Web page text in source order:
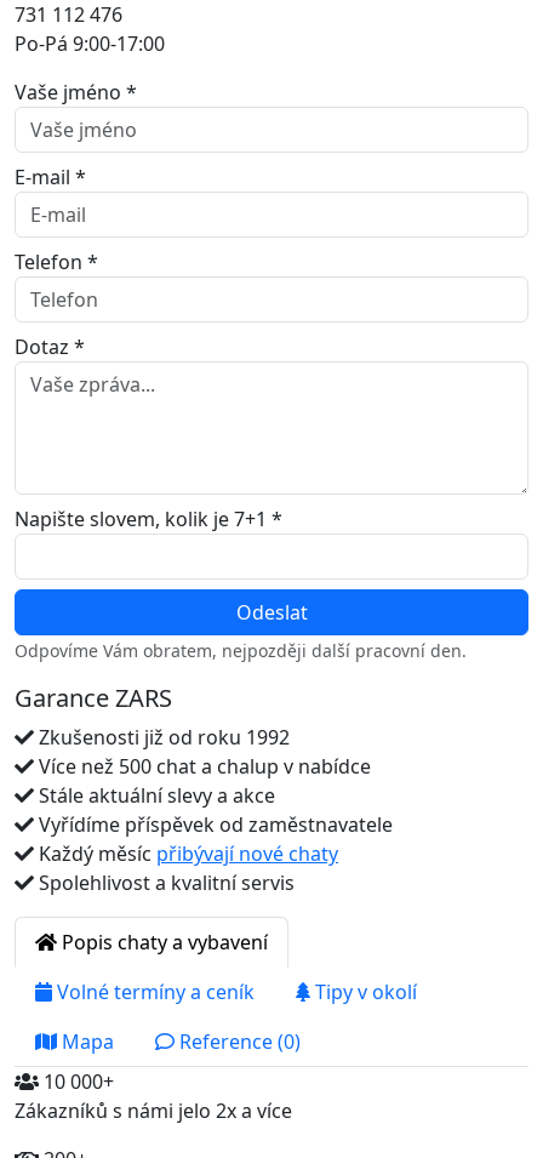
731 112 476
Po-Pá 9:00-17:00
Vaše jméno *
E-mail *
Telefon *
Dotaz *
Napište slovem, kolik je 7+1 *
Odpovíme Vám obratem, nejpozději další pracovní den.
Garance ZARS
Zkušenosti již od roku 1992
Více než 500 chat a chalup v nabídce
Stále aktuální slevy a akce
Vyřídíme příspěvek od zaměstnavatele
Každý měsíc přibývají nové chaty
Spolehlivost a kvalitní servis
Popis chaty a vybavení
Volné termíny a ceník
Tipy v okolí
Mapa
Reference (0)
10 000+
Zákazníků s námi jelo 2x a více